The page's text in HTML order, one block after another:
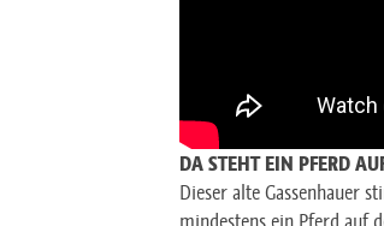
DA STEHT EIN PFERD
Dieser alte Gassenhauer